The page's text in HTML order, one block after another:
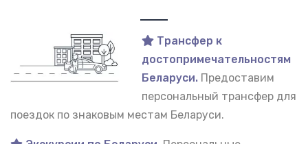
Трансфер к
достопримечательностям
Беларуси. Предоставим
персональный трансфер для
поездок по знаковым местам Беларуси.